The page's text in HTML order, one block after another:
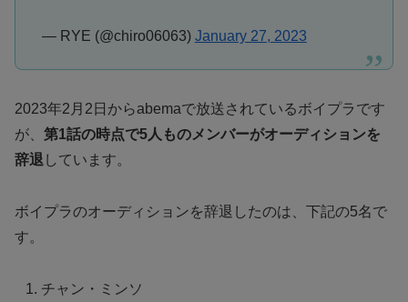
— RYE (@chiro06063) January 27, 2023
2023年2月2日からabemaで放送されているボイプラです
が、 第1話の時点で5人ものメンバーがオーディションを
辞退 しています。
ボイプラのオーディションを辞退したのは、下記の5名で
す。
チャン・ミンソ